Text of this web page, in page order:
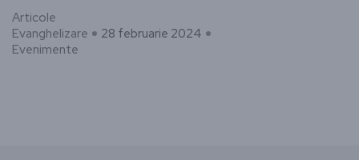
Articole
Evanghelizare
Evenimente
28 februarie 2024